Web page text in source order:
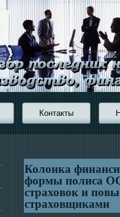
Контакты
Колонка
формы полиса
страховок и
страховщиками